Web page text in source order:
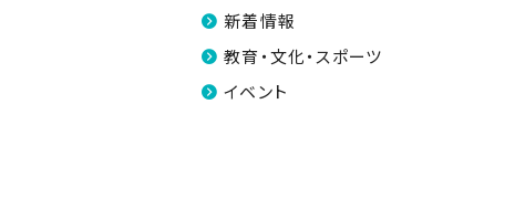
新着情報
教育・文化・スポーツ
イベント